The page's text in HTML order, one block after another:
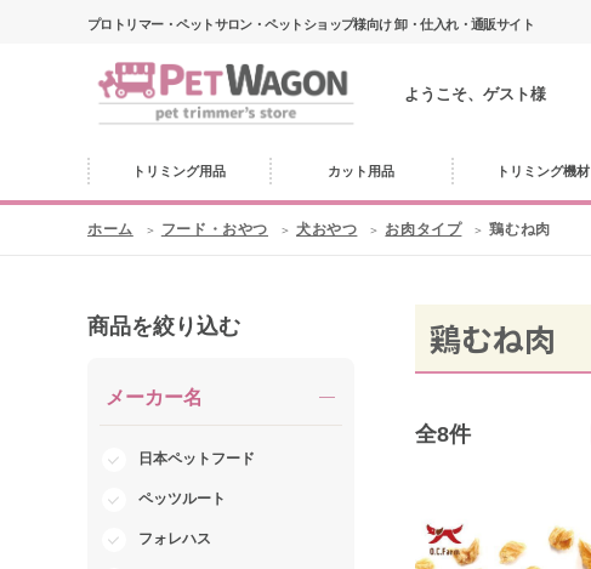
プロトリマー・ペットサロン・ペットショップ様向け 卸・仕入れ・通販サイト
ようこそ、ゲスト様
トリミング用品 カット用品 トリミング機材
ホーム フード・おやつ 犬おやつ お肉タイプ 鶏むね肉
商品を絞り込む
メーカー名
日本ペットフード
ペッツルート
フォレハス
鶏むね肉
全8件